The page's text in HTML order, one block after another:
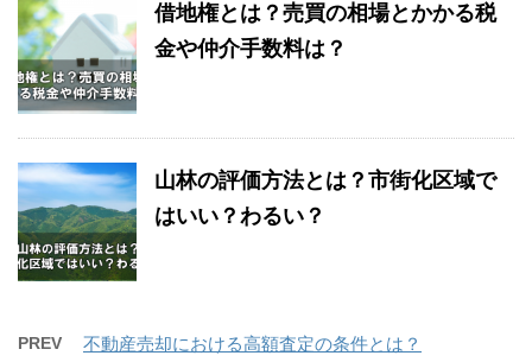
借地権とは？売買の相場とかかる税
金や仲介手数料は？
山林の評価方法とは？市街化区域で
はいい？わるい？
PREV 不動産売却における高額査定の条件とは？